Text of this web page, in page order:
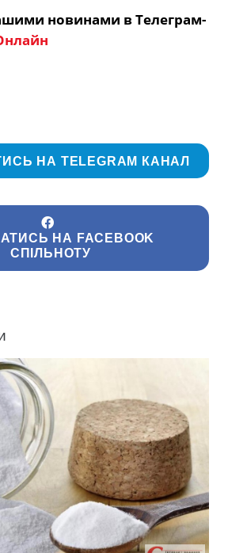
новинами в Телеграм-
НА TELEGRAM КАНАЛ
НА FACEBOOK
СПІЛЬНОТУ